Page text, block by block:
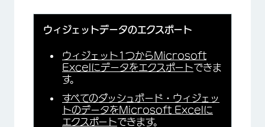
ウィジェットデータのエクスポート
ウィジェット1つからMicrosoft
Excelにデータをエクスポートできま
す。
すべてのダッシュボード・ウィジェッ
トのデータをMicrosoft Excelに
エクスポートできます。